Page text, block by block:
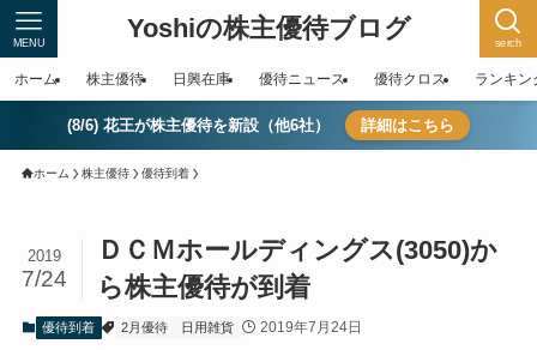
Yoshiの株主優待ブログ serch
MENU
ホーム 株主優待 日興在庫 優待ニュース 優待クロス ランキン
(8/6) 花王が株主優待を新設（他6社） 詳細はこちら
ホーム 株主優待 優待到着
ＤＣＭホールディングス(3050)か
ら株主優待が到着
2019
7/24
優待到着 2月優待 日用雑貨 2019年7月24日